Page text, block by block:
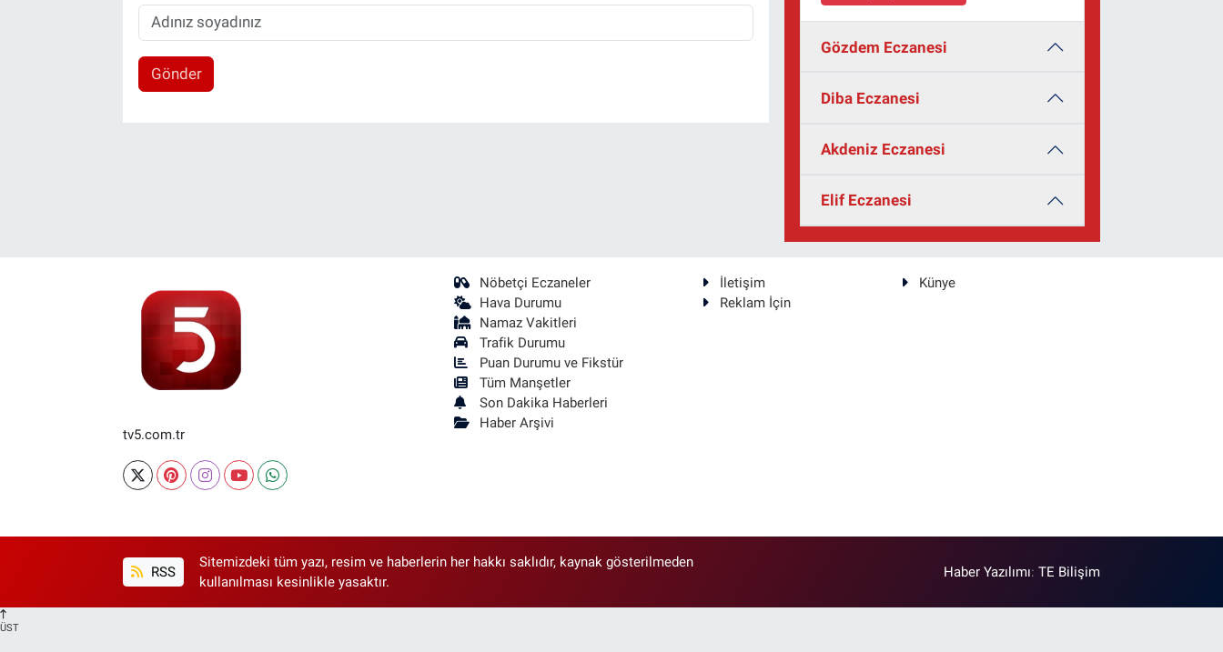
Gönder
Gözdem Eczanesi
Diba Eczanesi
Akdeniz Eczanesi
Elif Eczanesi
tv5.com.tr
Nöbetçi Eczaneler
Hava Durumu
Namaz Vakitleri
Trafik Durumu
Puan Durumu ve Fikstür
Tüm Manşetler
Son Dakika Haberleri
Haber Arşivi
İletişim
Künye
Reklam İçin
RSS
Sitemizdeki tüm yazı, resim ve haberlerin her hakkı saklıdır, kaynak gösterilmeden
kullanılması kesinlikle yasaktır.
Haber Yazılımı:TE Bilişim
ÜST